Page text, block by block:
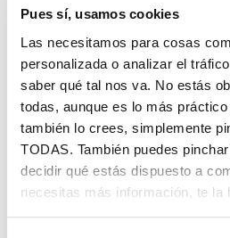
Pues sí, usamos cookies
Las necesitamos para cosas
personalizada o analizar el
saber qué tal nos va. No estás
todas, aunque es lo más
también lo crees, simplemente
TODAS. También puedes pinchar
decidir qué estás dispuesto a
necesitas más información, te la
profesionalidad y orientación
En el año 1.998 iniciaron su
lengua castellana para personas
Síndrome de Ulises; trabajando
apoyo de 122 personas
Beneficiarios: Personas
vulnerabilidad social, con